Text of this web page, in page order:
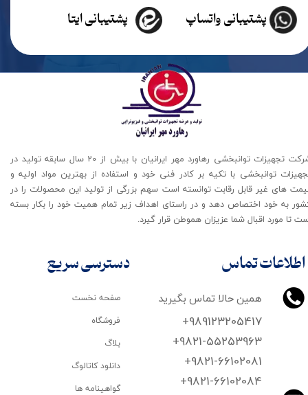
پشتیبانی ایتا پشتیبانی واتساپ
اطلاعات تماس
همین حالا تماس بگیرید
+989123205417
+9821-55253963
+9821-66102081
​​​​​​​+9821-66102084
شرکت تجهیزات توانبخشی رهاورد مهر ایرانیان با بیش از 20 سال سابقه تولید در
توانبخشی با تکیه بر کادر فنی خود و استفاده از بهترین مواد اولیه و
های غیر قابل رقابت توانسته است سهم بزرگی از تولید این محصولات را در
به خود اختصاص دهد و در راستای اهداف زیر تمام همیت خود را بکار بسته
تا مورد اقبال شما عزیزان هموطن قرار گیرد​​​​​​​.
صفحه نخست
فروشگاه
بلاگ
دانلود کاتالوگ
گواهینامه ها
دسترسی سریع